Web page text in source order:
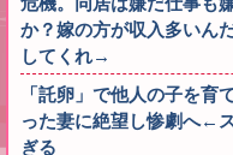
か？嫁の方が収入多いん
してくれ→
「託卵」で他人の子を
った妻に絶望し惨劇へ←
ぎる